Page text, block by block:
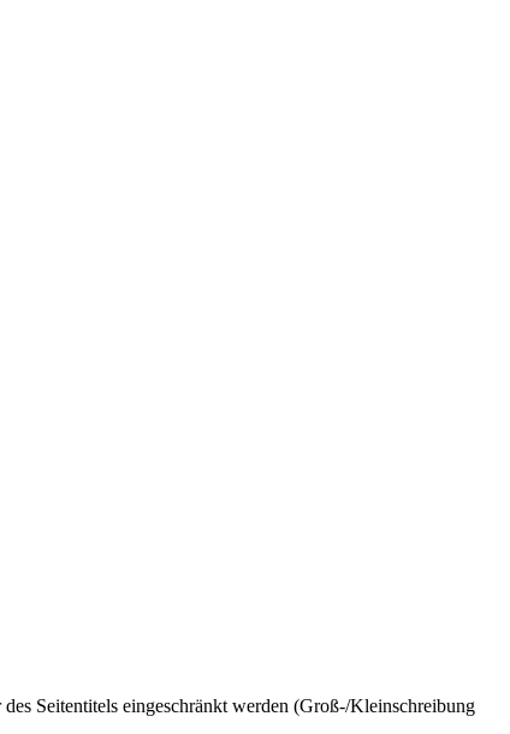
Seitentitels eingeschränkt werden (Groß-/Kleinschreibung